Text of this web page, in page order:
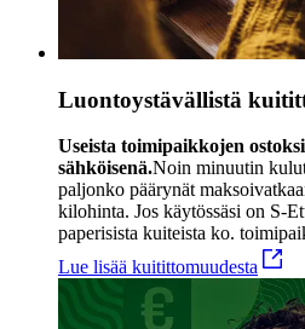
Luontoystävällistä
Useista toimipaikkojen
sähköisenä.Noin minuutin
paljonko päärynät
kilohinta. Jos käytössäsi on S-
paperisista kuiteista ko.
Lue lisää kuitittomuudesta